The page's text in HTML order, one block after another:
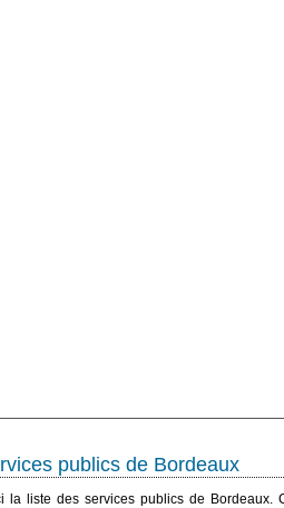
publics de Bordeaux
la liste des services publics de